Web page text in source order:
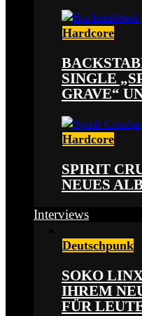
Hardcore
SINGLE
GRAVE“
Hardcore
SPIRIT
NEUES
Interviews
Deutschpunk
SOKO
IHREM
FÜR